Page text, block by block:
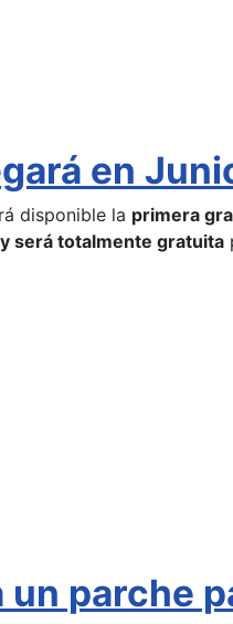
en
disponible la primera
será totalmente gratuita
parche